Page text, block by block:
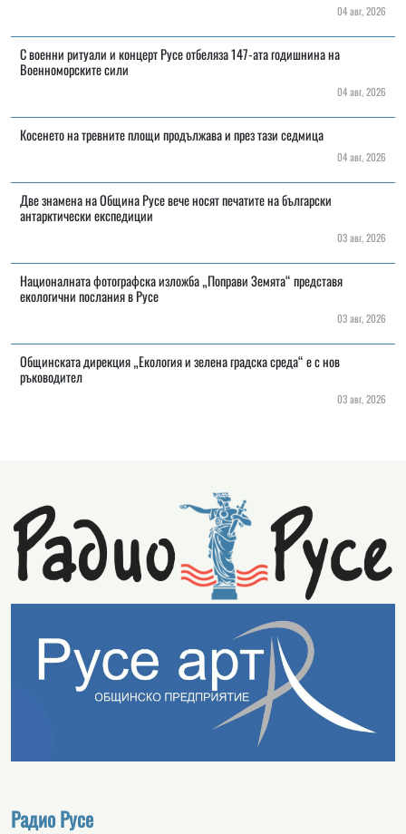
04 авг, 2026
С военни ритуали и концерт Русе отбеляза 147-ата годишнина на
Военноморските сили
04 авг, 2026
Косенето на тревните площи продължава и през тази седмица
04 авг, 2026
Две знамена на Община Русе вече носят печатите на български
антарктически експедиции
03 авг, 2026
Националната фотографска изложба „Поправи Земята“ представя
екологични послания в Русе
03 авг, 2026
Общинската дирекция „Екология и зелена градска среда“ е с нов
ръководител
03 авг, 2026
Радио Русе